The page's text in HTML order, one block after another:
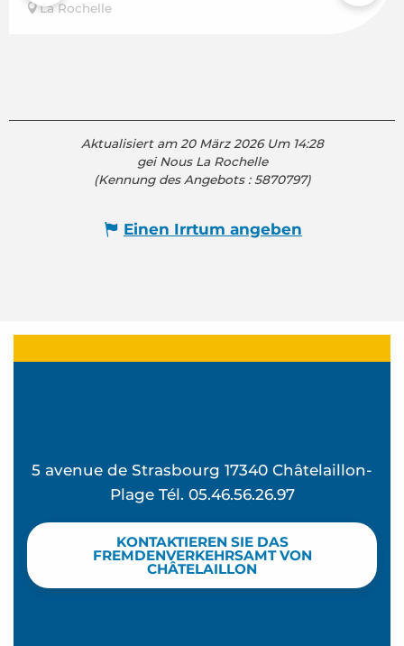
La Rochelle
Aktualisiert am 20 März 2026 Um 14:28
gei Nous La Rochelle
(Kennung des Angebots :5870797)
Einen Irrtum angeben
5 avenue de Strasbourg 17340 Châtelaillon-
Plage Tél. 05.46.56.26.97
KONTAKTIEREN SIE DAS
FREMDENVERKEHRSAMT VON
CHÂTELAILLON